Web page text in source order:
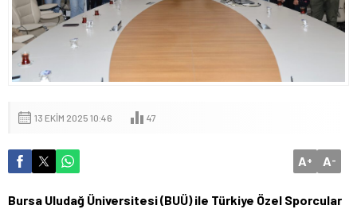
13 EKIM 2025 10:46 47
A+ A-
Bursa Uludağ Üniversitesi (BUÜ) ile Türkiye Özel Sporcular